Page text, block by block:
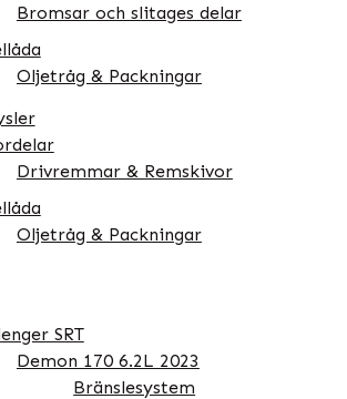
Bromsar och slitages delar
Oljetråg & Packningar
Drivremmar & Remskivor
Oljetråg & Packningar
SRT
Demon 170 6.2L 2023
Bränslesystem